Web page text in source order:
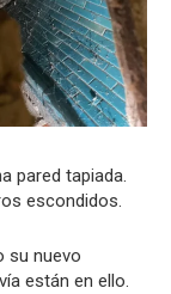
pared tapiada.
escondidos.
su nuevo
están en ello.